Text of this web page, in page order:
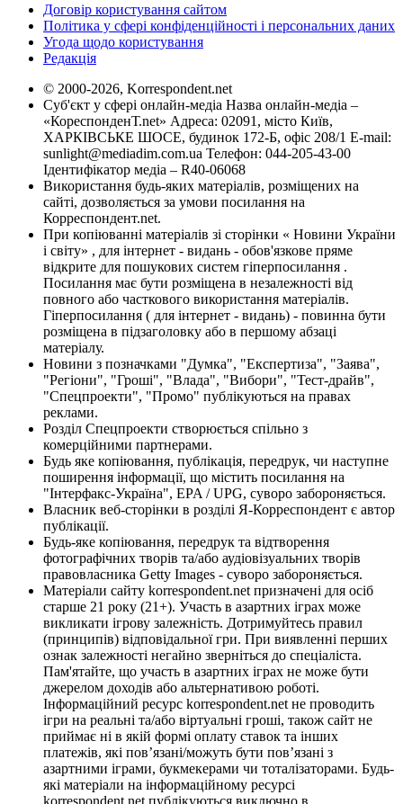
Договір користування сайтом
Політика у сфері конфіденційності і персональних даних
Угода щодо користування
Редакція
© 2000-2026, Korrespondent.net
Суб'єкт у сфері онлайн-медіа Назва онлайн-медіа –
«КореспонденТ.net» Адреса: 02091, місто Київ,
ХАРКІВСЬКЕ ШОСЕ, будинок 172-Б, офіс 208/1 E-mail:
sunlight@mediadim.com.ua Телефон: 044-205-43-00
Ідентифікатор медіа – R40-06068
Використання будь-яких матеріалів, розміщених на
сайті, дозволяється за умови посилання на
Корреспондент.net.
При копіюванні матеріалів зі сторінки « Новини України
і світу» , для інтернет - видань - обов'язкове пряме
відкрите для пошукових систем гіперпосилання .
Посилання має бути розміщена в незалежності від
повного або часткового використання матеріалів.
Гіперпосилання ( для інтернет - видань) - повинна бути
розміщена в підзаголовку або в першому абзаці
матеріалу.
Новини з позначками "Думка", "Експертиза", "Заява",
"Регіони", "Гроші", "Влада", "Вибори", "Тест-драйв",
"Спецпроекти", "Промо" публікуються на правах
реклами.
Розділ Спецпроекти створюється спільно з
комерційними партнерами.
Будь яке копіювання, публікація, передрук, чи наступне
поширення інформації, що містить посилання на
"Інтерфакс-Україна", EPA / UPG, суворо забороняється.
Власник веб-сторінки в розділі Я-Корреспондент є автор
публікації.
Будь-яке копіювання, передрук та відтворення
фотографічних творів та/або аудіовізуальних творів
правовласника Getty Images - суворо забороняється.
Матеріали сайту korrespondent.net призначені для осіб
старше 21 року (21+). Участь в азартних іграх може
викликати ігрову залежність. Дотримуйтесь правил
(принципів) відповідальної гри. При виявленні перших
ознак залежності негайно зверніться до спеціаліста.
Пам'ятайте, що участь в азартних іграх не може бути
джерелом доходів або альтернативою роботі.
Інформаційний ресурс korrespondent.net не проводить
ігри на реальні та/або віртуальні гроші, також сайт не
приймає ні в якій формі оплату ставок та інших
платежів, які пов’язані/можуть бути пов’язані з
азартними іграми, букмекерами чи тоталізаторами. Будь-
які матеріали на інформаційному ресурсі
korrespondent.net публікуються виключно в